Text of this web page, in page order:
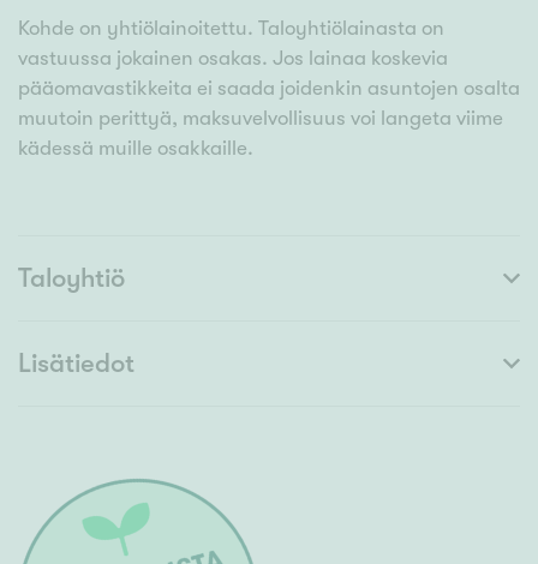
Kohde on yhtiölainoitettu. Taloyhtiölainasta on
vastuussa jokainen osakas. Jos lainaa koskevia
pääomavastikkeita ei saada joidenkin asuntojen osalta
muutoin perittyä, maksuvelvollisuus voi langeta viime
kädessä muille osakkaille.
Taloyhtiö
Lisätiedot